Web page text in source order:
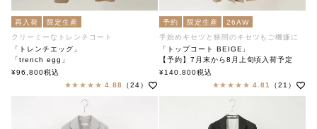
再入荷
限定生産
クリーミーなトレンチコート
「トレンチエッグ」
「trench egg」
soutiencollar（ステンカラー）
¥96,800税込
4.88
（24）
予約 限定生産
26AW
手始めキセツと狭間のキセツもご機嫌に
「トップコート BEIGE」
【予約】7月末から8月上旬頃入荷予定
Top Coat ベージュ
¥140,800税込
4.81
（21）